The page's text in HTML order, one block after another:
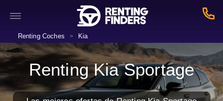
Renting Coches > Kia
Renting Kia Sportage